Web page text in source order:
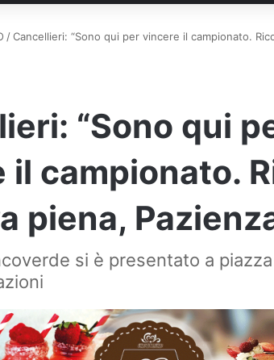
/Cancellieri: “Sono qui per vincere il campionato.
“Sono qui
il campionato.
piena,
si è presentato a